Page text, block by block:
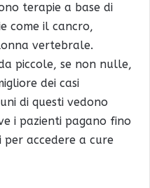
terapie a base di
come il cancro,
vertebrale.
piccole, se non nulle,
dei casi
di questi vedono
i pazienti pagano fino
accedere a cure